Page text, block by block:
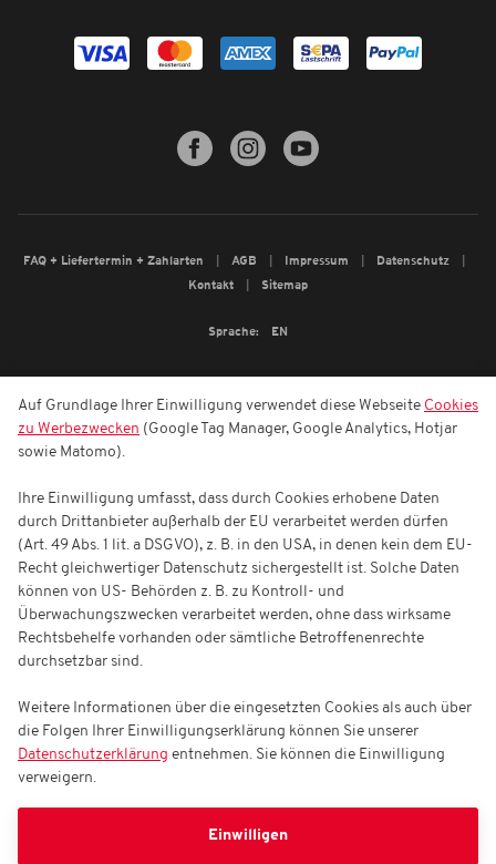
FAQ + Liefertermin + Zahlarten AGB Impressum
Datenschutz
Kontakt
Sitemap
Sprache: EN
Auf Grundlage Ihrer Einwilligung verwendet diese Webseite Cookies
zu Werbezwecken (Google Tag Manager, Google Analytics, Hotjar
sowie Matomo).
Ihre Einwilligung umfasst, dass durch Cookies erhobene Daten
durch Drittanbieter außerhalb der EU verarbeitet werden dürfen
(Art. 49 Abs. 1 lit. a DSGVO), z. B. in den USA, in denen kein dem EU-
Recht gleichwertiger Datenschutz sichergestellt ist. Solche Daten
können von US- Behörden z. B. zu Kontroll- und
Überwachungszwecken verarbeitet werden, ohne dass wirksame
Rechtsbehelfe vorhanden oder sämtliche Betroffenenrechte
durchsetzbar sind.
Weitere Informationen über die eingesetzten Cookies als auch über
die Folgen Ihrer Einwilligungserklärung können Sie unserer
Datenschutzerklärung entnehmen. Sie können die Einwilligung
verweigern.
Einwilligen